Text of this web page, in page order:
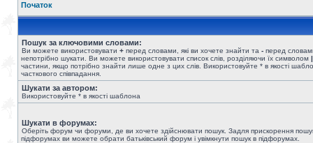
Початок
Пошук за ключовими словами:
Ви можете використовувати + перед словами, які ви хочете знайти та - перед
непотрібно шукати. Ви можете використовувати список слів, розділяючи їх символом |
частини, якщо потрібно знайти лише одне з цих слів. Використовуйте * в якості
часткового співпадання.
Шукати за автором:
Використовуйте * в якості шаблона
Шукати в форумах:
Оберіть форум чи форуми, де ви хочете здійснювати пошук. Задля прискорення
підфорумах ви можете обрати батьківський форум і увімкнути пошук в підфорумах.